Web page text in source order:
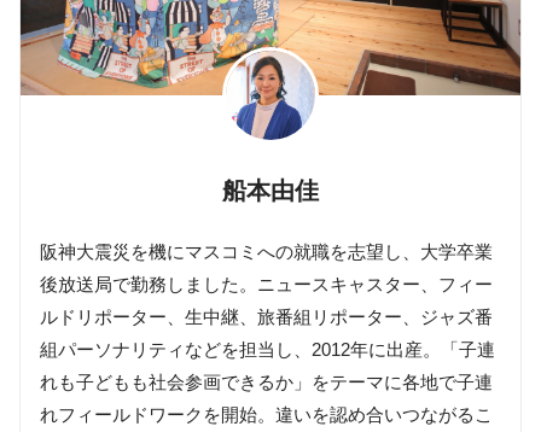
船本由佳
阪神大震災を機にマスコミへの就職を志望し、大学卒業
後放送局で勤務しました。ニュースキャスター、フィー
ルドリポーター、生中継、旅番組リポーター、ジャズ番
組パーソナリティなどを担当し、2012年に出産。「子連
れも子どもも社会参画できるか」をテーマに各地で子連
れフィールドワークを開始。違いを認め合いつながるこ